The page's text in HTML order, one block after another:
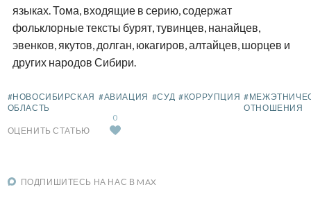
языках. Тома, входящие в серию, содержат
фольклорные тексты бурят, тувинцев, нанайцев,
эвенков, якутов, долган, юкагиров, алтайцев, шорцев и
других народов Сибири.
#НОВОСИБИРСКАЯ
ОБЛАСТЬ
#АВИАЦИЯ #СУД #КОРРУПЦИЯ
ОТНОШЕНИЯ
ОЦЕНИТЬ СТАТЬЮ
0
ПОДПИШИТЕСЬ НА НАС В MAX